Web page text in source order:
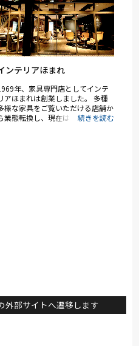
ンテリアほまれ
年、家具専門店としてインテ
アほまれは創業しました。 多種
様な家具をご覧いただける店舗か
業態転換し、現在はほまれギャラ
外部サイトへ遷移します